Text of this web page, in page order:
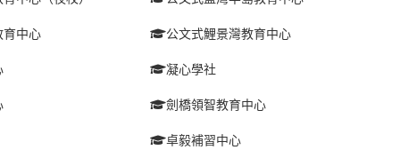
中心 公文式鯉景灣教育中心
凝心學社
劍橋領智教育中心
卓毅補習中心